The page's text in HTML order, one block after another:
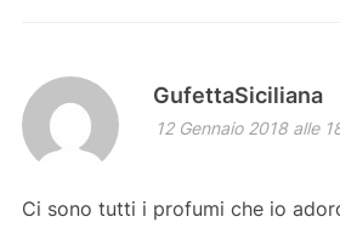
GufettaSiciliana
12 Gennaio 2018 alle
Ci sono tutti i profumi che io